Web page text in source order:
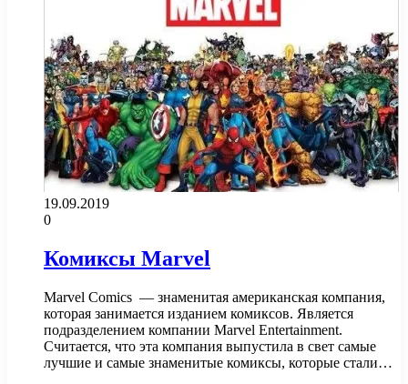
19.09.2019
0
Комиксы Marvel
Marvel Comics — знаменитая американская компания,
которая занимается изданием комиксов. Является
подразделением компании Marvel Entertainment.
Считается, что эта компания выпустила в свет самые
лучшие и самые знаменитые комиксы, которые стали…